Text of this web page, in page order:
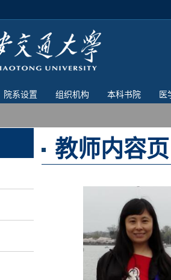
院系设置 组织机构 本科书院 医
教师内容页